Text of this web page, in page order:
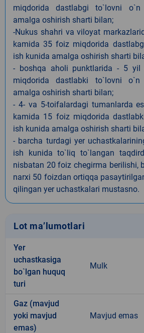
miqdorida dastlabgi to`lovni
amalga oshirish sharti bilan;
-Nukus shahri va viloyat
kamida 35 foiz miqdorida
ish kunida amalga oshirish sharti
- boshqa aholi punktlarida - 5 yil
miqdorida dastlabki to`lovni
amalga oshirish sharti bilan;
- 4- va 5-toifalardagi tumanlarda
kamida 15 foiz miqdorida
ish kunida amalga oshirish sharti
- barcha turdagi yer
ish kunida to`liq to`langan
nisbatan 20 foiz chegirma berilishi,
narxi 50 foizdan ortiqqa
qilingan yer uchastkalari mustasno.
Lot ma’lumotlari
Yer
uchastkasiga
bo`lgan huquq
turi
Mulk
Gaz (mavjud
yoki mavjud
emas)
Mavjud emas